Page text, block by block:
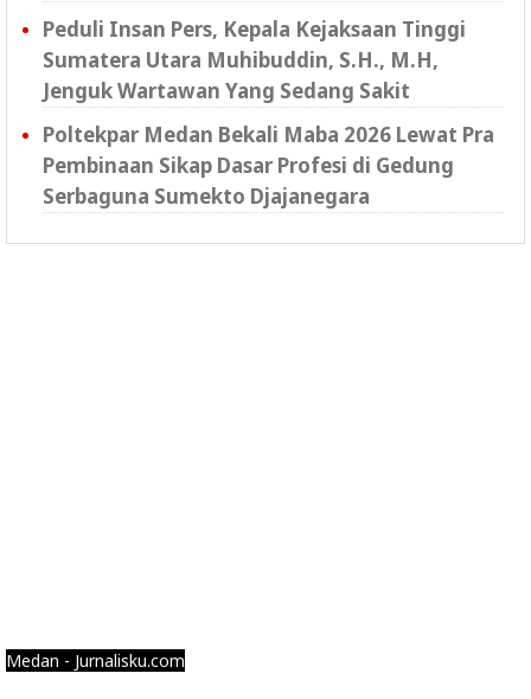
Peduli Insan Pers, Kepala Kejaksaan Tinggi
Sumatera Utara Muhibuddin, S.H., M.H,
Jenguk Wartawan Yang Sedang Sakit
Poltekpar Medan Bekali Maba 2026 Lewat Pra
Pembinaan Sikap Dasar Profesi di Gedung
Serbaguna Sumekto Djajanegara
Medan - Jurnalisku.com